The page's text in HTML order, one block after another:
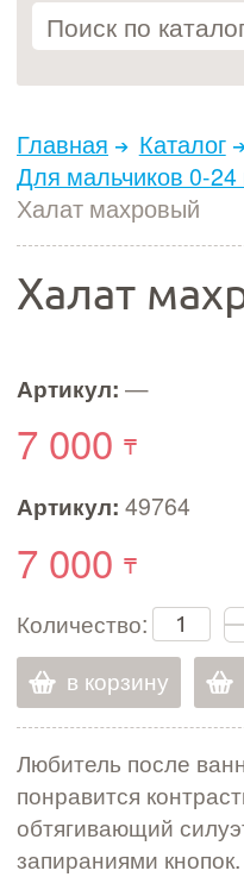
Главная
Каталог
Для мальчиков 0-
Халат махровый
Халат
Артикул: —
7 000
Артикул: 49764
7 000
Количество:
в корзину
Любитель после
понравится
обтягивающий
запираниями кнопок.